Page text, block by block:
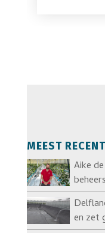
MEEST RECENT
Aike
en zet